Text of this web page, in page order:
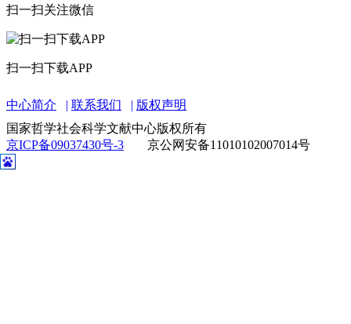
扫一扫关注微信
扫一扫下载APP
中心简介 联系我们
版权声明
国家哲学社会科学文献中心版权所有
京ICP备09037430号-3
京公网安备11010102007014号